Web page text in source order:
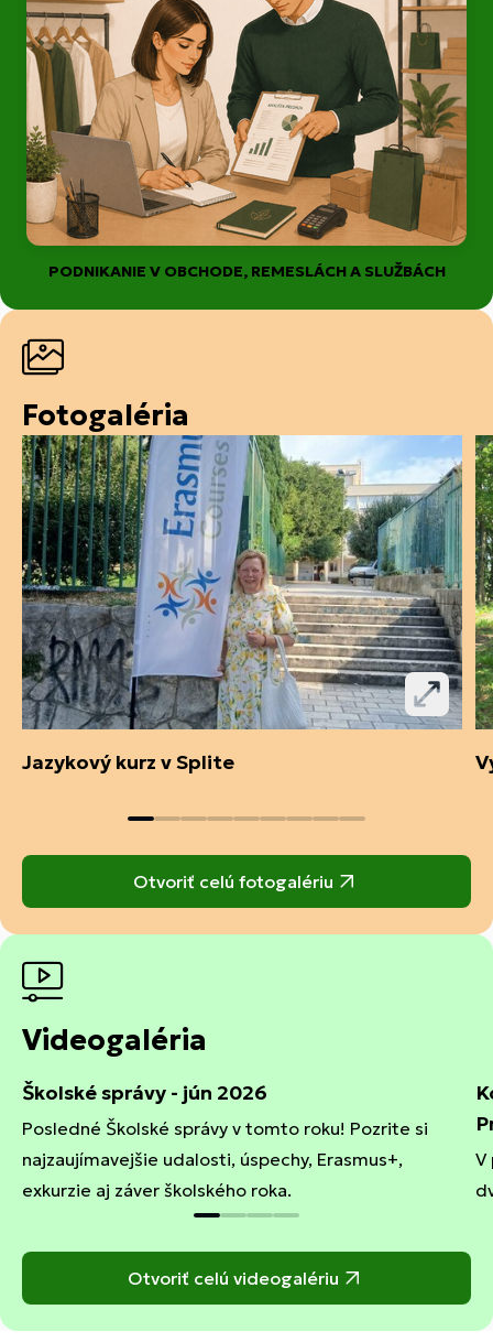
PODNIKANIE V OBCHODE, REMESLÁCH A SLUŽBÁCH
Fotogaléria
Jazykový kurz v Splite
Otvoriť celú fotogalériu
Videogaléria
Školské správy - jún 2026
Posledné Školské správy v tomto roku! Pozrite si
najzaujímavejšie udalosti, úspechy, Erasmus+,
exkurzie aj záver školského roka.
V
Otvoriť celú videogalériu